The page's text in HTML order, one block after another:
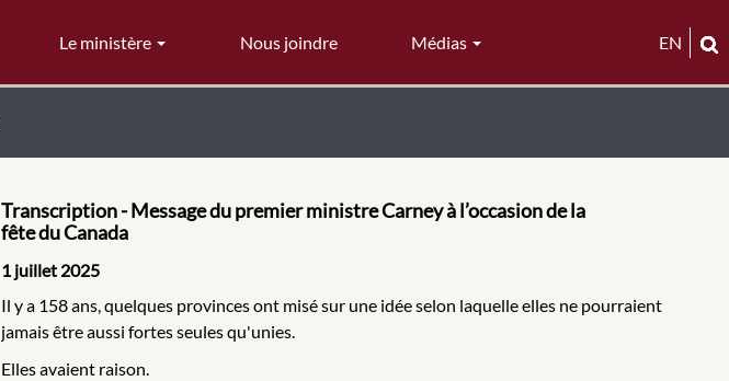
Le ministère Nous joindre Médias EN
Transcription - Message du premier ministre Carney à l’occasion de la
fête du Canada
1 juillet 2025
Il y a 158 ans, quelques provinces ont misé sur une idée selon laquelle elles ne pourraient
jamais être aussi fortes seules qu'unies.
Elles avaient raison.